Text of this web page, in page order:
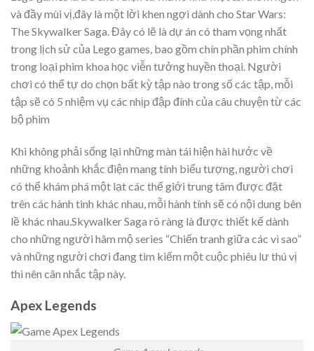
và đầy mùi vị,đây là một lời khen ngợi dành cho Star Wars:
The Skywalker Saga. Đây có lẽ là dự án có tham vọng nhất
trong lịch sử của Lego games, bao gồm chín phần phim chính
trong loại phim khoa học viễn tưởng huyền thoại. Người
chơi có thể tự do chọn bất kỳ tập nào trong số các tập, mỗi
tập sẽ có 5 nhiệm vụ các nhịp đập đính của câu chuyện từ các
bộ phim
Khi không phải sống lại những màn tái hiện hài hước về
những khoảnh khắc điện mang tính biểu tượng, người chơi
có thể khám phá một lạt các thế giới trung tâm được đặt
trên các hành tinh khác nhau, mỗi hành tính sẽ có nội dung bên
lề khác nhau.Skywalker Saga rõ ràng là được thiết kế dành
cho những người hâm mộ series “Chiến tranh giữa các vì sao”
và những người chơi đang tìm kiếm một cuộc phiêu lư thú vị
thì nên cân nhắc tập này.
Apex Legends